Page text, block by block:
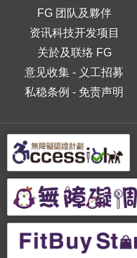
FG 团队及夥伴
资讯科技开发项目
关於及联络 FG
意见收集 - 义工招募
私稳条例 - 免责声明